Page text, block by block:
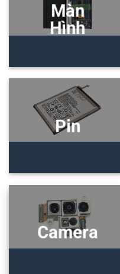
Màn
Hình
Pin
Camera